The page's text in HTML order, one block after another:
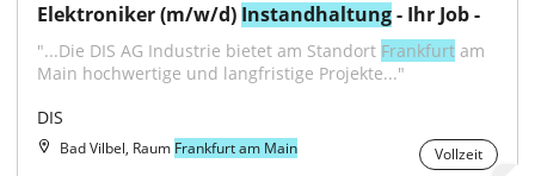
Elektroniker (m/w/d) Instandhaltung - Ihr Job -
"...Die DIS AG Industrie bietet am Standort Frankfurt am
Main hochwertige und langfristige Projekte..."
DIS
Bad Vilbel, Raum Frankfurt am Main Vollzeit